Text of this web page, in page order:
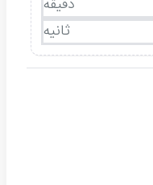
دقیقه
ثانیه